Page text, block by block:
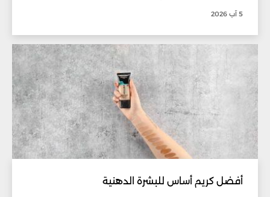
5 آب 2026
أفضل كريم أساس للبشرة الدهنية